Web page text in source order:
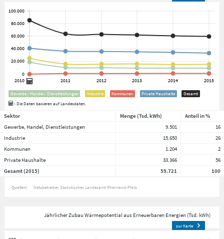
Gewerbe / Handel / Dienstleistungen Industrie Kommunen Private Haushalte
Gesamt
- Die Daten basieren auf Landesdaten.
Sektor Menge (Tsd. kWh)
Anteil in %
Gewerbe, Handel, Dienstleistungen
9.501
16
Industrie
15.650
26
Kommunen
1.204
2
Private Haushalte
33.366
56
Gesamt (2015)
59.721 100
Quellen: Netzbetreiber Statistisches Landesamt Rheinland-Pfalz
Jährlicher Zubau Wärmepotential aus Erneuerbaren Energien (Tsd. kWh)
zur Karte